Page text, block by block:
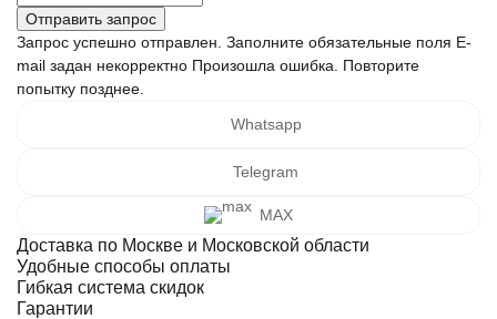
Запрос успешно отправлен. Заполните обязательные поля E-
mail задан некорректно Произошла ошибка. Повторите
попытку позднее.
Whatsapp
Telegram
MAX
Доставка по Москве и Московской области
Удобные способы оплаты
Гибкая система скидок
Гарантии